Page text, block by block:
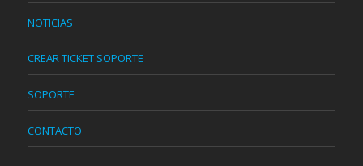
NOTICIAS
CREAR TICKET SOPORTE
SOPORTE
CONTACTO